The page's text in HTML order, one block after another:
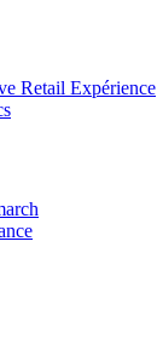
Retail Expérience